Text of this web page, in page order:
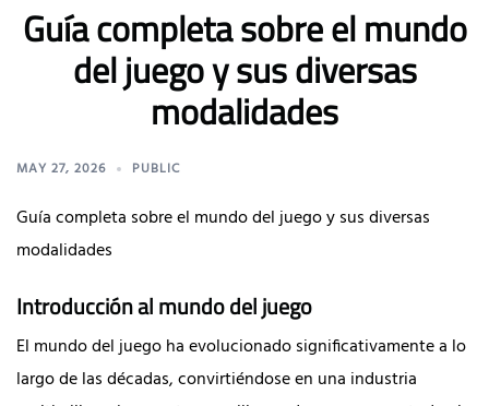
Guía completa sobre el mundo
del juego y sus diversas
modalidades
MAY 27, 2026 PUBLIC
Guía completa sobre el mundo del juego y sus diversas
modalidades
Introducción al mundo del juego
El mundo del juego ha evolucionado significativamente a lo
largo de las décadas, convirtiéndose en una industria